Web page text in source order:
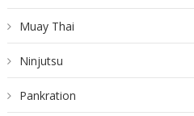
Muay Thai
Ninjutsu
Pankration